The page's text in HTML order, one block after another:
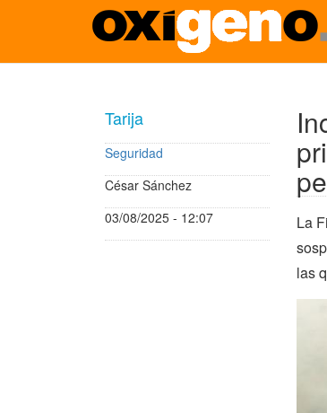
Pasar
Tarija
Seguridad
César Sánchez
03/08/2025 - 12:07
La
las